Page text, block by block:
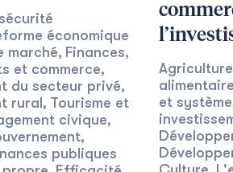
économique
marché, Finances,
et commerce,
du secteur privé,
rural , Tourisme et
civique,
,
publiques
alimentaire
et